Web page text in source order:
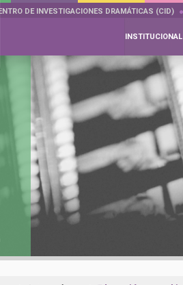
DE INVESTIGACIONES DRAMÁTICAS (CID)
INSTITUCIONAL